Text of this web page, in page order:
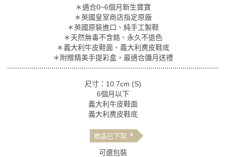
＊適合0~6個月新生寶寶
＊英國皇室商店指定原廠
＊英國原裝進口、純手工製鞋
＊天然無毒不含鉻、永久不退色
＊義大利牛皮鞋面、義大利麂皮鞋底
＊附贈精美手提彩盒，最適合彌月送禮
尺寸：10.7cm (S)
6個月以下
義大利牛皮鞋面
義大利麂皮鞋底
商品已下架 *
可選包裝